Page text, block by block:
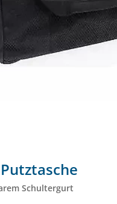
Schultergurt